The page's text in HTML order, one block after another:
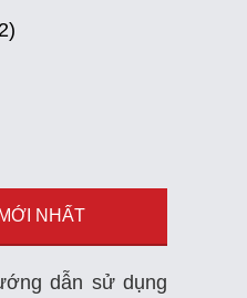
NHẤT
dẫn sử dụng